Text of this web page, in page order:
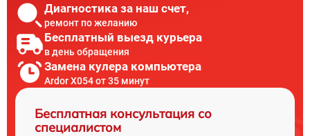
Диагностика за наш счет,
ремонт по желанию
Бесплатный выезд курьера
в день обращения
Замена кулера компьютера
Ardor X054 от 35 минут
Бесплатная консультация со
специалистом